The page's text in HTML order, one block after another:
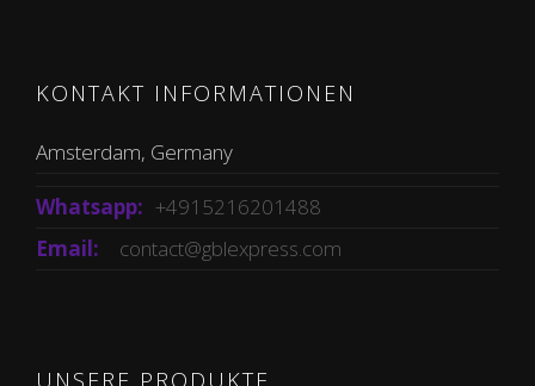
KONTAKT INFORMATIONEN
Amsterdam, Germany
Whatsapp: +4915216201488
Email:
contact@gblexpress.com
UNSERE PRODUKTE